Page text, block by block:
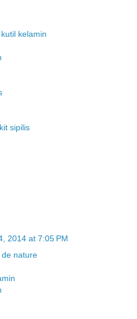
kelamin
sipilis
2014 at 7:05 PM
nature